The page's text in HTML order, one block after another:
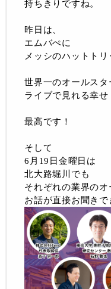
持ちきりですね。
昨日は、
エムバぺに
メッシのハットトリ
世界一のオールス
ライブで見れる幸せ
最高です！
そして
6月19日金曜日は
北大路堀川でも
それぞれの業界の
お話が直接お聞きで